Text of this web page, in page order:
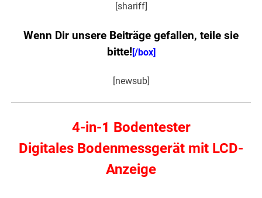
[shariff]
Wenn Dir unsere Beiträge gefallen, teile sie
bitte! [/box]
[newsub]
4-in-1 Bodentester
Digitales Bodenmessgerät mit LCD-
Anzeige